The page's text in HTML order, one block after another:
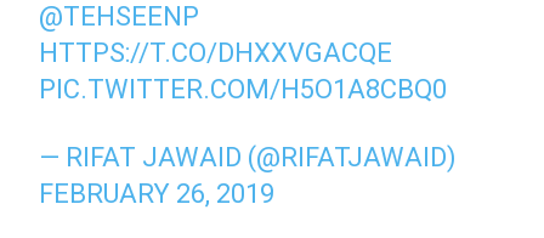
@TEHSEENP
HTTPS://T.CO/DHXXVGACQE
PIC.TWITTER.COM/H5O1A8CBQ0
— RIFAT JAWAID (@RIFATJAWAID)
FEBRUARY 26, 2019